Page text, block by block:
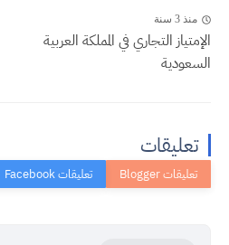
منذ 3 سنة
الإمتياز التجاري في المملكة العربية
السعودية
تعليقات